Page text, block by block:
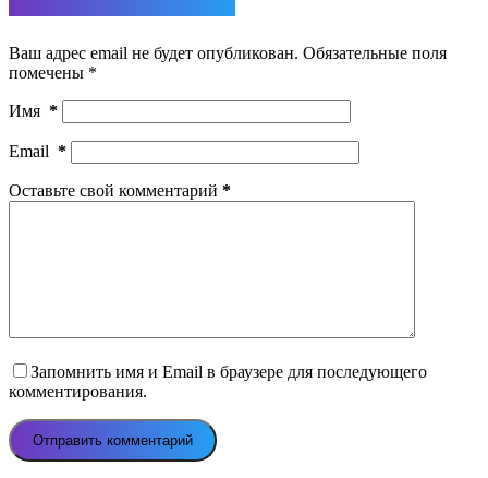
Ваш адрес email не будет опубликован. Обязательные поля
помечены *
Имя *
Email *
Оставьте свой комментарий *
Запомнить имя и Email в браузере для последующего
комментирования.
Отправить комментарий